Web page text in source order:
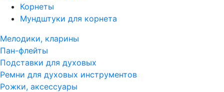
Корнеты
Мундштуки для корнета
Мелодики, кларины
Пан-флейты
Подставки для духовых
Ремни для духовых инструментов
Рожки, аксессуары